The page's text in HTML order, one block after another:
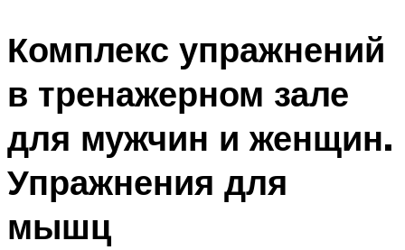
Комплекс упражнений
в тренажерном зале
для мужчин и женщин.
Упражнения для
мышц